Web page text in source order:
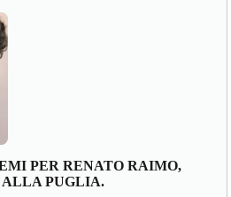
PER RENATO RAIMO,
PUGLIA.